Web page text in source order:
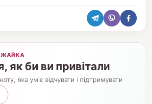
як би ви привітали
яка уміє відчувати і підтримувати